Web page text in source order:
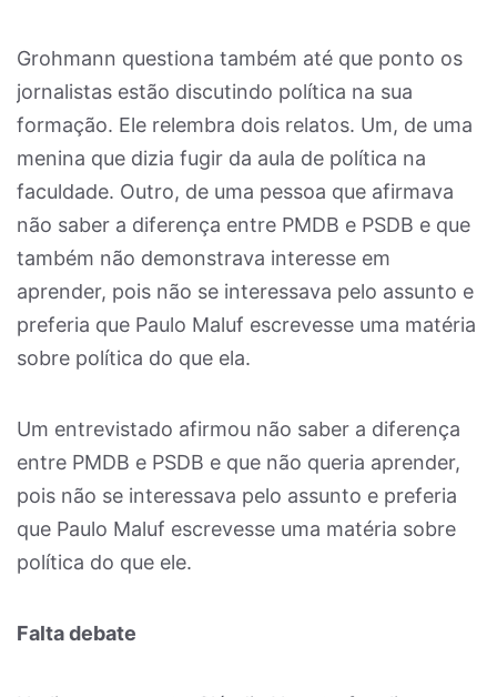
Grohmann questiona também até que ponto os
jornalistas estão discutindo política na sua
formação. Ele relembra dois relatos. Um, de uma
menina que dizia fugir da aula de política na
faculdade. Outro, de uma pessoa que afirmava
não saber a diferença entre PMDB e PSDB e que
também não demonstrava interesse em
aprender, pois não se interessava pelo assunto e
preferia que Paulo Maluf escrevesse uma matéria
sobre política do que ela.
Um entrevistado afirmou não saber a diferença
entre PMDB e PSDB e que não queria aprender,
pois não se interessava pelo assunto e preferia
que Paulo Maluf escrevesse uma matéria sobre
política do que ele.
Falta debate